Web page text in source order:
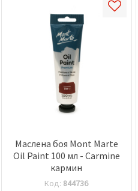
Маслена боя Mont Marte
Oil Paint 100 мл - Carmine
кармин
Код: 844736